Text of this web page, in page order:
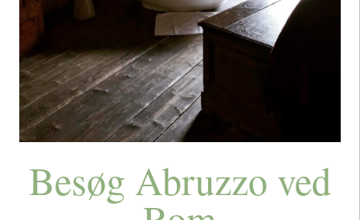
Besøg Abruzzo ved